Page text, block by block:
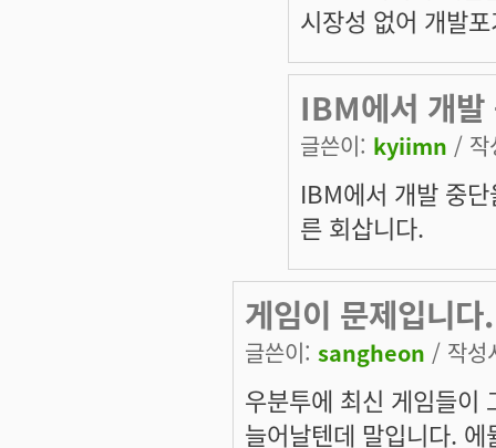
시장성 없어 개발
IBM에서 개발
글쓴이: kyiimn / 작
IBM에서 개발 중
른 회삽니다.
게임이 문제입니다.
글쓴이: sangheon / 작성
우분투에 최신 게임들이
늘어날텐데 말입니다.